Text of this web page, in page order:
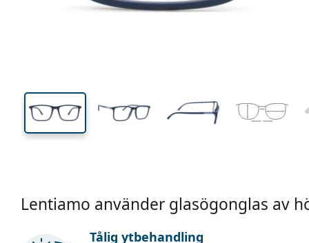
Lentiamo använder glasögonglas av
Tålig ytbehandling